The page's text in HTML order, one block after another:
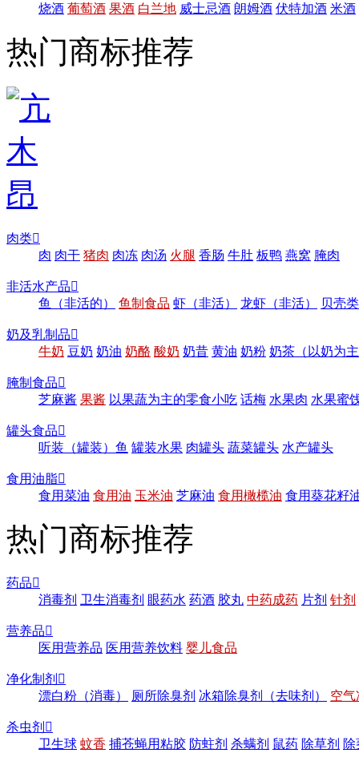
烧酒 葡萄酒 果酒 白兰地 威士忌酒 朗姆酒 伏特加酒 米酒
热门商标推荐
肉类
肉 肉干 猪肉 肉冻 肉汤 火腿 香肠 牛肚 板鸭 燕窝 腌肉
非活水产品
鱼（非活的）
鱼制食品 虾（非活） 龙虾（非活） 贝壳
奶及乳制品
牛奶 豆奶 奶油 奶酪 酸奶 奶昔 黄油 奶粉 奶茶（以奶为
腌制食品
芝麻酱 果酱 以果蔬为主的零食小吃 话梅 水果肉 水果蜜
罐头食品
听装（罐装）鱼 罐装水果 肉罐头 蔬菜罐头 水产罐头
食用油脂
食用菜油 食用油 玉米油 芝麻油 食用橄榄油 食用葵花籽
热门商标推荐
药品
消毒剂 卫生消毒剂 眼药水 药酒 胶丸 中药成药 片剂 针剂
营养品
医用营养品 医用营养饮料 婴儿食品
净化制剂 
漂白粉（消毒）
厕所除臭剂 冰箱除臭剂（去味剂） 空气
杀虫剂 
卫生球 蚊香 捕苍蝇用粘胶 防蛀剂 杀螨剂 鼠药 除草剂